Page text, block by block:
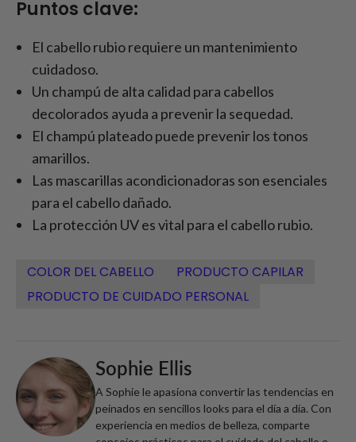
Puntos clave:
El cabello rubio requiere un mantenimiento
cuidadoso.
Un champú de alta calidad para cabellos
decolorados ayuda a prevenir la sequedad.
El champú plateado puede prevenir los tonos
amarillos.
Las mascarillas acondicionadoras son esenciales
para el cabello dañado.
La protección UV es vital para el cabello rubio.
COLOR DEL CABELLO
PRODUCTO CAPILAR
PRODUCTO DE CUIDADO PERSONAL
Sophie Ellis
A Sophie le apasiona convertir las tendencias en
peinados en sencillos looks para el día a día. Con
experiencia en medios de belleza, comparte